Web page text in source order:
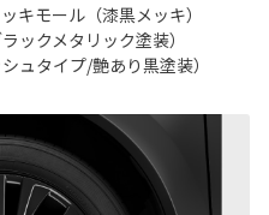
モール（漆黒メッキ）
クメタリック塗装）
タイプ/艶あり黒塗装）